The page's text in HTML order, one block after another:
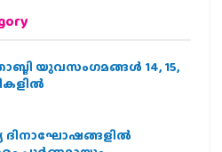
യുവസംഗമങ്ങള്‍ 14, 15,
ദിനാഘോഷങ്ങളിൽ